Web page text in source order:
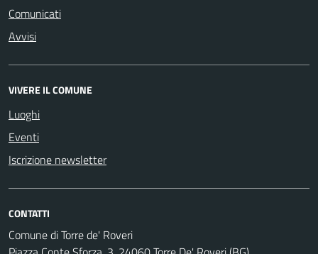
Comunicati
Avvisi
VIVERE IL COMUNE
Luoghi
Eventi
Iscrizione newsletter
CONTATTI
Comune di Torre de' Roveri